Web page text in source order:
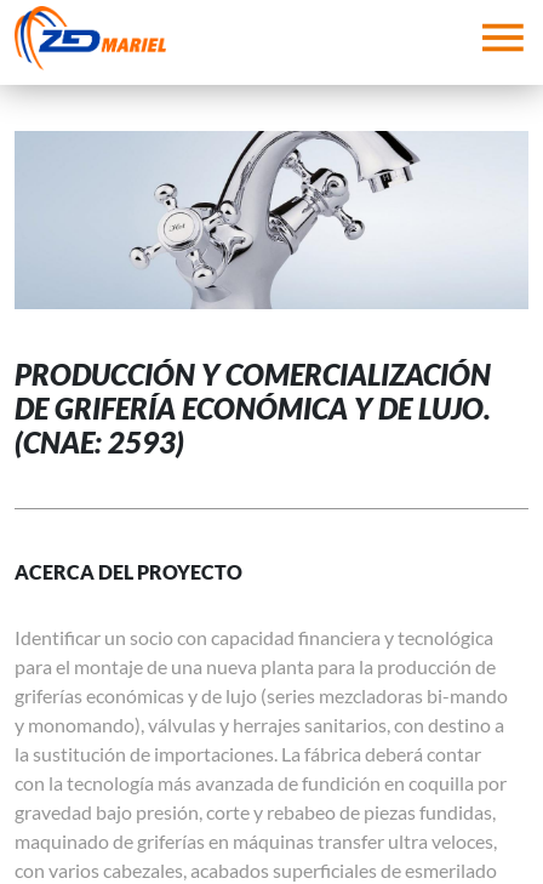
Pasar al contenido principal
PRODUCCIÓN Y COMERCIALIZACIÓN
DE GRIFERÍA ECONÓMICA Y DE LUJO.
(CNAE: 2593)
ACERCA DEL PROYECTO
Identificar un socio con capacidad financiera y tecnológica
para el montaje de una nueva planta para la producción de
griferías económicas y de lujo (series mezcladoras bi-mando
y monomando), válvulas y herrajes sanitarios, con destino a
la sustitución de importaciones. La fábrica deberá contar
con la tecnología más avanzada de fundición en coquilla por
gravedad bajo presión, corte y rebabeo de piezas fundidas,
maquinado de griferías en máquinas transfer ultra veloces,
con varios cabezales, acabados superficiales de esmerilado